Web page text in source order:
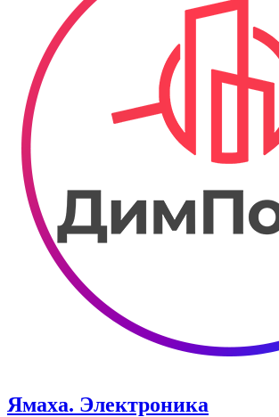
Ямаха. Электроника